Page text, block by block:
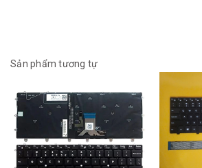
Sản phẩm tương tự